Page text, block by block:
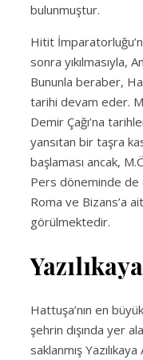
bulunmuştur.
Hitit
sonra yıkılmasıyla,
Bununla beraber,
tarihi devam eder.
Demir Çağı’na
yansıtan bir taşra
başlaması ancak,
Pers döneminde
Roma ve Bizans’a
görülmektedir.
Hattuşa’nın en
şehrin dışında yer
saklanmış Yazılıkaya